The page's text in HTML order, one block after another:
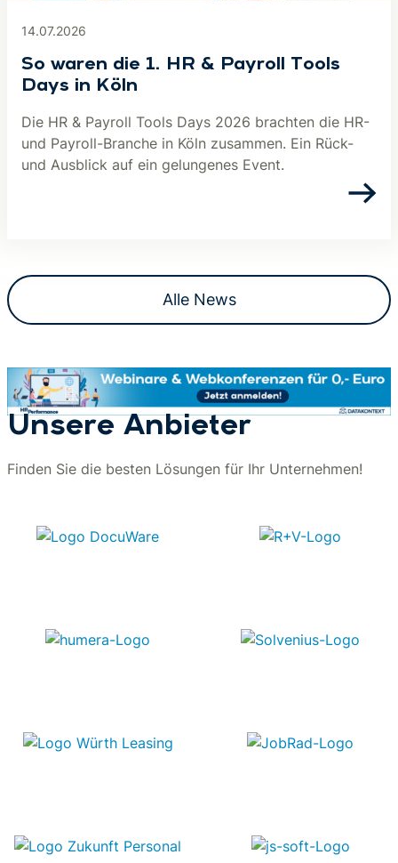
14.07.2026
So waren die 1. HR & Payroll Tools
Days in Köln
Die HR & Payroll Tools Days 2026 brachten die HR-
und Payroll-Branche in Köln zusammen. Ein Rück-
und Ausblick auf ein gelungenes Event.
Alle News
Unsere Anbieter
Finden Sie die besten Lösungen für Ihr Unternehmen!